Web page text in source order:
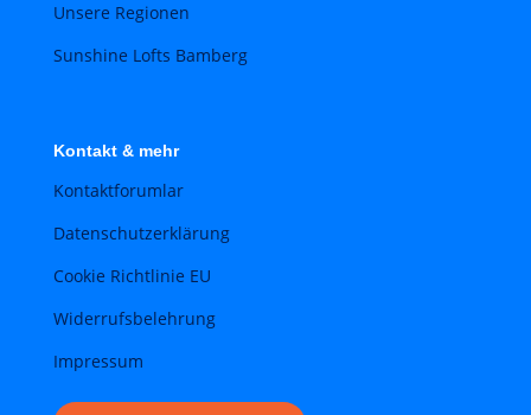
Unsere Regionen
Sunshine Lofts Bamberg
Kontakt & mehr
Kontaktforumlar
Datenschutzerklärung
Cookie Richtlinie EU
Widerrufsbelehrung
Impressum